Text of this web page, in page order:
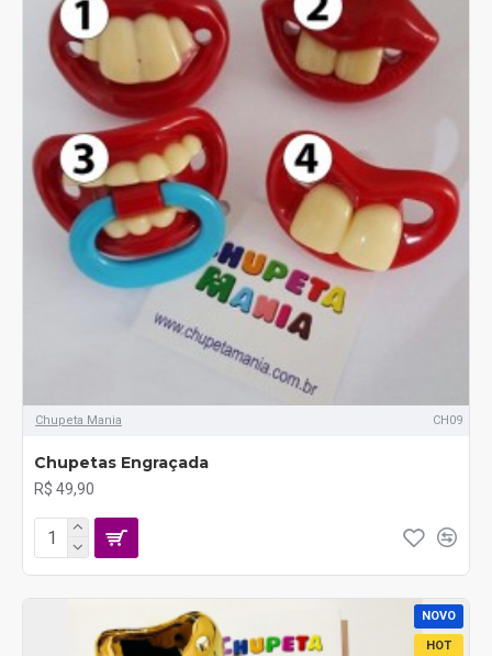
Chupeta Mania CH09
Chupetas Engraçada
R$ 49,90
NOVO
HOT